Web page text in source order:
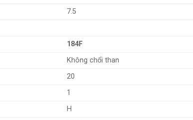
7.5
184F
Không chổi than
20
1
H